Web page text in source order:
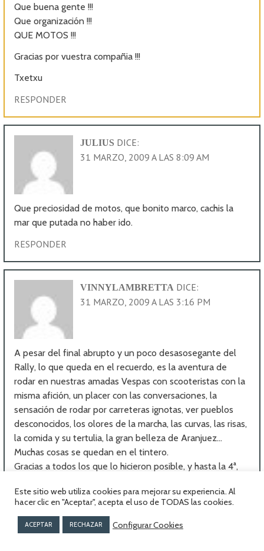
Que buena gente !!!
Que organización !!!
QUE MOTOS !!!
Gracias por vuestra compañia !!!
Txetxu
RESPONDER
JULIUS DICE:
31 MARZO, 2009 A LAS 8:09 AM
Que preciosidad de motos, que bonito marco, cachis la
mar que putada no haber ido.
RESPONDER
VINNYLAMBRETTA DICE:
31 MARZO, 2009 A LAS 3:16 PM
A pesar del final abrupto y un poco desasosegante del
Rally, lo que queda en el recuerdo, es la aventura de
rodar en nuestras amadas Vespas con scooteristas con la
misma afición, un placer con las conversaciones, la
sensación de rodar por carreteras ignotas, ver pueblos
desconocidos, los olores de la marcha, las curvas, las risas,
la comida y su tertulia, la gran belleza de Aranjuez…
Muchas cosas se quedan en el tintero.
Gracias a todos los que lo hicieron posible, y hasta la 4ª,
RESPONDER
Este sitio web utiliza cookies para mejorar su experiencia. Al
hacer clic en "Aceptar", acepta el uso de TODAS las cookies.
ACEPTAR RECHAZAR Configurar Cookies